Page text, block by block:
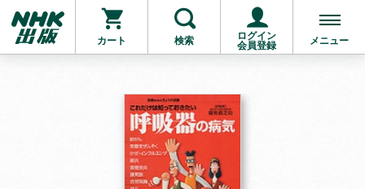
カート 検索
ログイン
会員登録
メニュー
お支払いに進む